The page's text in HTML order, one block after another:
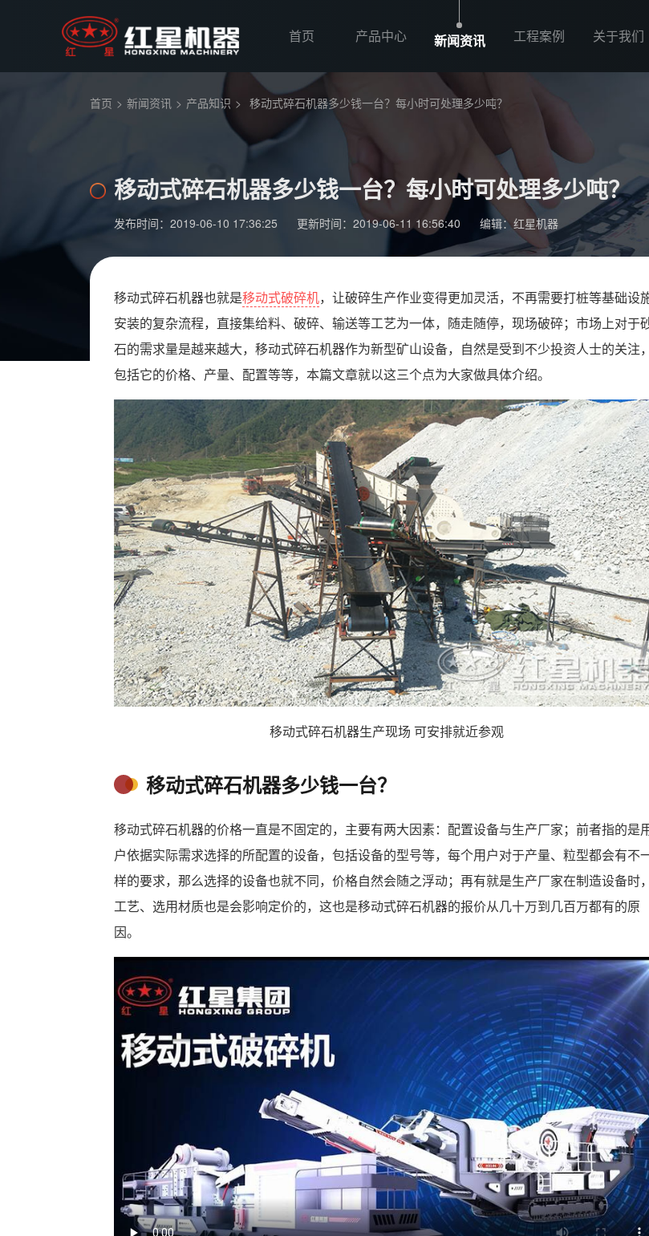
首页 产品中心 新闻资讯 工程案例 关于我们
首页 > 新闻资讯 > 产品知识 > 移动式碎石机器多少钱一台？每小时可处理多少吨？
移动式碎石机器多少钱一台？每小时可处理多少吨？
发布时间：2019-06-10 17:36:25 更新时间：2019-06-11 16:56:40 编辑：红星机器
移动式碎石机器也就是移动式破碎机，让破碎生产作业变得更加灵活，不再需要打桩等基础设
安装的复杂流程，直接集给料、破碎、输送等工艺为一体，随走随停，现场破碎；市场上对于
石的需求量是越来越大，移动式碎石机器作为新型矿山设备，自然是受到不少投资人士的关注，
包括它的价格、产量、配置等等，本篇文章就以这三个点为大家做具体介绍。
移动式碎石机器生产现场 可安排就近参观
移动式碎石机器多少钱一台？
移动式碎石机器的价格一直是不固定的，主要有两大因素：配置设备与生产厂家；前者指的是
户依据实际需求选择的所配置的设备，包括设备的型号等，每个用户对于产量、粒型都会有不
样的要求，那么选择的设备也就不同，价格自然会随之浮动；再有就是生产厂家在制造设备时，
工艺、选用材质也是会影响定价的，这也是移动式碎石机器的报价从几十万到几百万都有的原
因。